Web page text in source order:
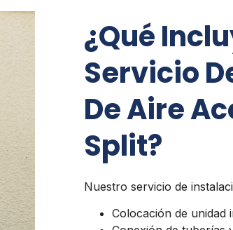
¿Qué
Servicio
De Aire
Split?
Nuestro servicio de
Colocación de unidad